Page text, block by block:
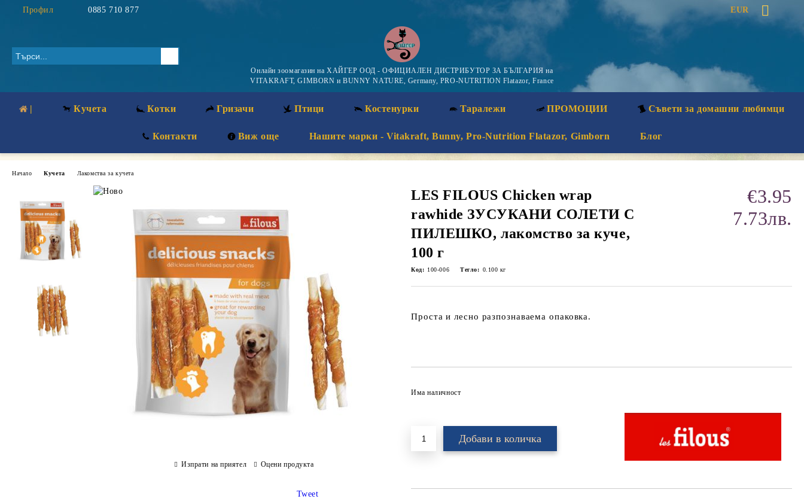
Профил 0885 710 877 EUR
Онлайн зоомагазин на ХАЙГЕР ООД - ОФИЦИАЛЕН ДИСТРИБУТОР ЗА БЪЛГАРИЯ на
VITAKRAFT, GIMBORN и BUNNY NATURE, Germany, PRO-NUTRITION Flatazor, France
| Кучета Котки Гризачи Птици Костенурки Таралежи ПРОМОЦИИ Съвети за домашни любимци
Контакти Виж още Нашите марки - Vitakraft, Bunny, Pro-Nutrition Flatazor, Gimborn Блог
Начало Кучета Лакомства за кучета
LES FILOUS Chicken wrap
rawhide ЗУСУКАНИ СОЛЕТИ С
ПИЛЕШКО, лакомство за куче,
100 г
€3.95
7.73лв.
Код: 100-006 Тегло: 0.100 кг
Проста и лесно разпознаваема опаковка.
Има наличност
Изпрати на приятел Оцени продукта
Tweet